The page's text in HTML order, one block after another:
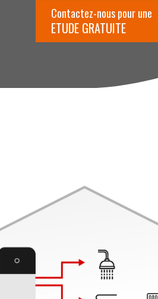
Contactez-nous pour une
ETUDE GRATUITE